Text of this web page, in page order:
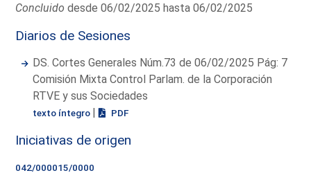
Concluido desde 06/02/2025 hasta 06/02/2025
Diarios de Sesiones
DS. Cortes Generales Núm.73 de 06/02/2025 Pág: 7
Comisión Mixta Control Parlam. de la Corporación
RTVE y sus Sociedades
texto íntegro | PDF
Iniciativas de origen
042/000015/0000